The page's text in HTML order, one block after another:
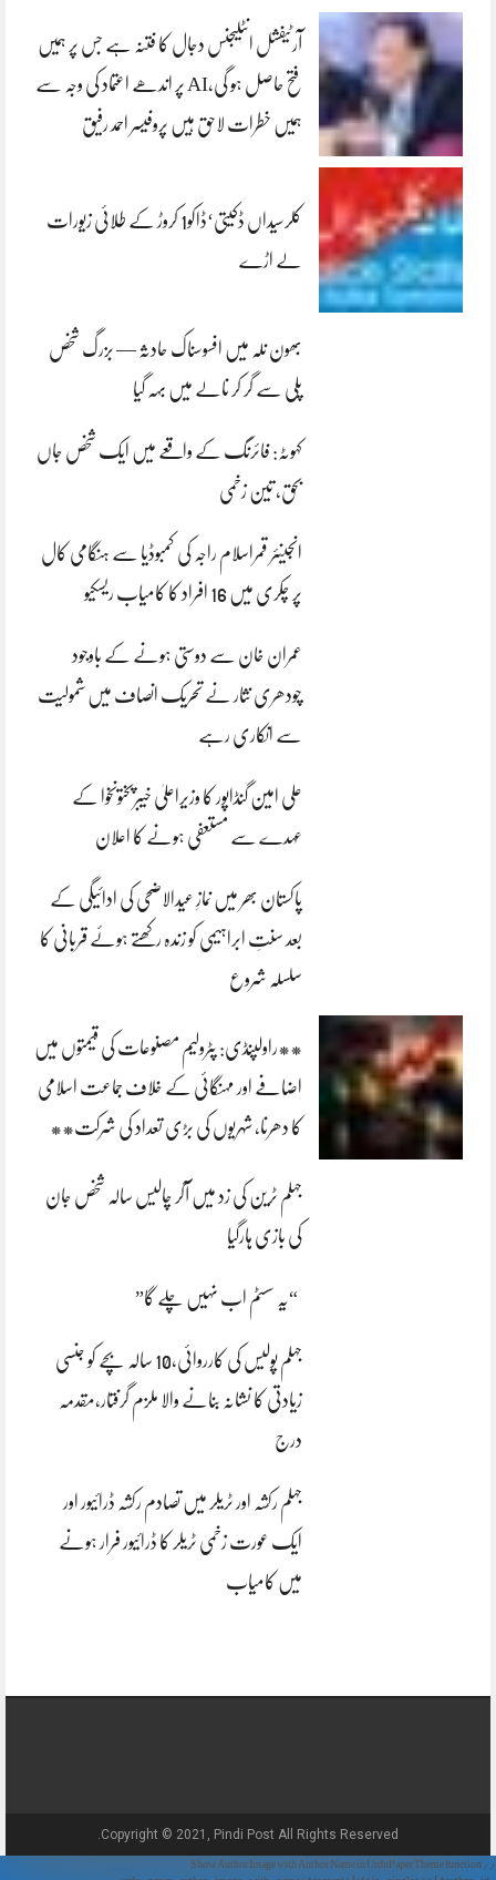
آرٹیفشل انٹلیجنس دجال کا فتنہ ہے جس پر ہمیں
فتح حاصل ہو گی،AI پر اندھے اعتماد کی وجہ سے
ہمیں خطرات لاحق ہیں پروفیسر احمد رفیق
کلرسیداں ڈکیتی‘ڈاکو1 کروڑ کے طلائی زیورات
لے اڑے
بھون نلہ میں افسوسناک حادثہ — بزرگ شخص
پلی سے گر کر نالے میں بہہ گیا
کہوٹہ: فائرنگ کے واقعے میں ایک شخص جاں
بحق، تین زخمی
انجینئر قمراسلام راجہ کی کمبوڈیا سے ہنگامی کال
پر چکری میں 16 افراد کا کامیاب ریسکیو
عمران خان سے دوستی ہونے کے باوجود
چودھری نثار نے تحریک انصاف میں شمولیت
سے انکاری رہے
علی امین گنڈاپور کا وزیراعلیٰ خیبرپختونخوا کے
عہدے سے مستعفی ہونے کا اعلان
پاکستان بھر میں نمازِ عیدالاضحی کی ادائیگی کے
بعد سنتِ ابراہیمی کو زندہ رکھتے ہوئے قربانی کا
سلسلہ شروع
**راولپنڈی: پٹرولیم مصنوعات کی قیمتوں میں
اضافے اور مہنگائی کے خلاف جماعت اسلامی
کا دھرنا، شہریوں کی بڑی تعداد کی شرکت**
جہلم ٹرین کی زد میں آکر چالیس سالہ شخص جان
کی بازی ہارگیا
“یہ سسٹم اب نہیں چلے گا”
جہلم پولیس کی کارروائی،10 سالہ بچے کو جنسی
زیادتی کا نشانہ بنانے والا ملزم گرفتار،مقدمہ
درج
جہلم رکشہ اور ٹریلر میں تصادم رکشہ ڈرائیور اور
ایک عورت زخمی ٹریلر کا ڈرائیور فرار ہونے
میں کامیاب
Copyright © 2021, Pindi Post All Rights Reserved.
// Show Author Image with Author Name in UrduPaper Theme function